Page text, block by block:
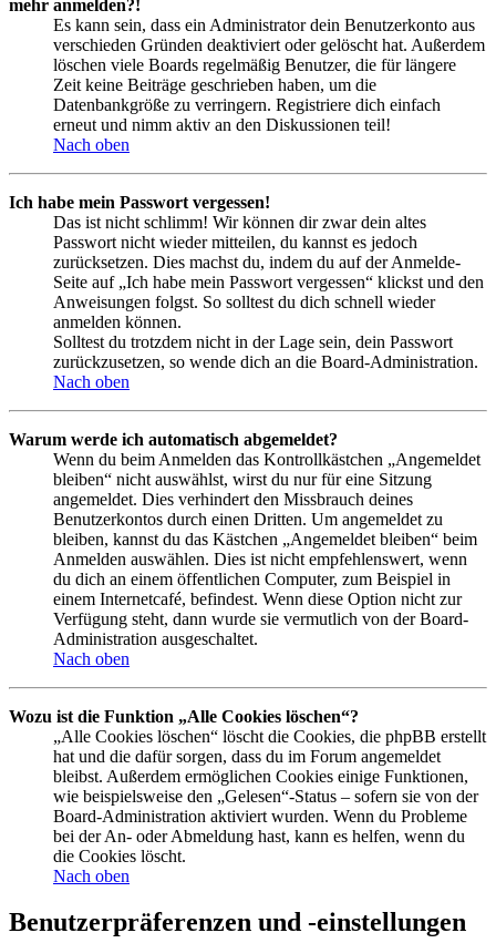
mehr anmelden?!
Es kann sein, dass ein Administrator dein Benutzerkonto aus
verschieden Gründen deaktiviert oder gelöscht hat. Außerdem
löschen viele Boards regelmäßig Benutzer, die für längere
Zeit keine Beiträge geschrieben haben, um die
Datenbankgröße zu verringern. Registriere dich einfach
erneut und nimm aktiv an den Diskussionen teil!
Nach oben
Ich habe mein Passwort vergessen!
Das ist nicht schlimm! Wir können dir zwar dein altes
Passwort nicht wieder mitteilen, du kannst es jedoch
zurücksetzen. Dies machst du, indem du auf der Anmelde-
Seite auf „Ich habe mein Passwort vergessen“ klickst und den
Anweisungen folgst. So solltest du dich schnell wieder
anmelden können.
Solltest du trotzdem nicht in der Lage sein, dein Passwort
zurückzusetzen, so wende dich an die Board-Administration.
Nach oben
Warum werde ich automatisch abgemeldet?
Wenn du beim Anmelden das Kontrollkästchen „Angemeldet
bleiben“ nicht auswählst, wirst du nur für eine Sitzung
angemeldet. Dies verhindert den Missbrauch deines
Benutzerkontos durch einen Dritten. Um angemeldet zu
bleiben, kannst du das Kästchen „Angemeldet bleiben“ beim
Anmelden auswählen. Dies ist nicht empfehlenswert, wenn
du dich an einem öffentlichen Computer, zum Beispiel in
einem Internetcafé, befindest. Wenn diese Option nicht zur
Verfügung steht, dann wurde sie vermutlich von der Board-
Administration ausgeschaltet.
Nach oben
Wozu ist die Funktion „Alle Cookies löschen“?
„Alle Cookies löschen“ löscht die Cookies, die phpBB erstellt
hat und die dafür sorgen, dass du im Forum angemeldet
bleibst. Außerdem ermöglichen Cookies einige Funktionen,
wie beispielsweise den „Gelesen“-Status – sofern sie von der
Board-Administration aktiviert wurden. Wenn du Probleme
bei der An- oder Abmeldung hast, kann es helfen, wenn du
die Cookies löscht.
Nach oben
Benutzerpräferenzen und -einstellungen